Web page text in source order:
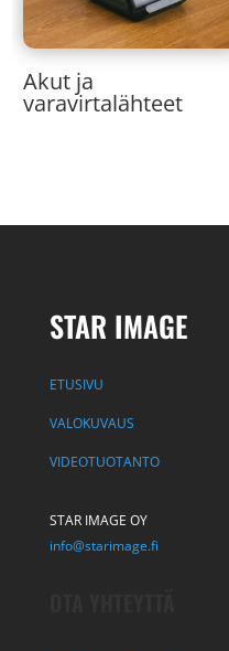
Akut ja
varavirtalähteet
STAR IMAGE
ETUSIVU
VALOKUVAUS
VIDEOTUOTANTO
STAR IMAGE OY
info@starimage.fi